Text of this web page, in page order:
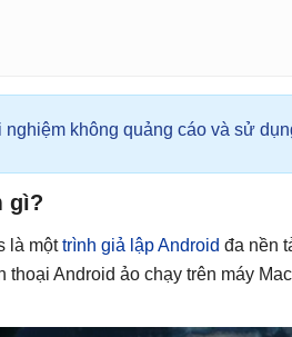
không quảng cáo và sử
gì?
là mộttrình giả lập Android đa nền
Android ảo chạy trên máy